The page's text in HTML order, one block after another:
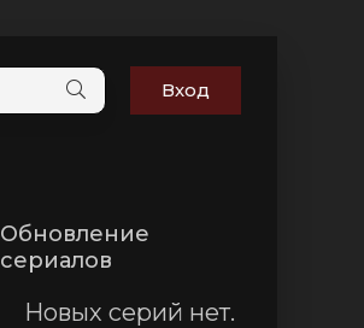
Вход
Обновление
сериалов
Новых серий нет.